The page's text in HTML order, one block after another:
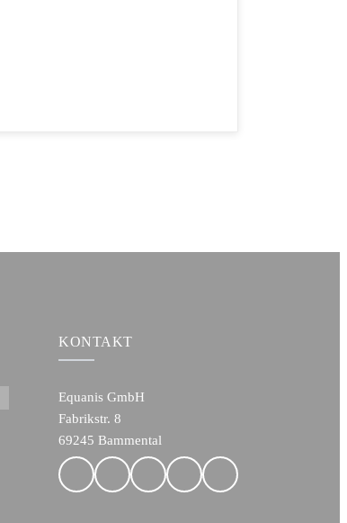
KONTAKT
Equanis GmbH
Fabrikstr. 8
69245 Bammental